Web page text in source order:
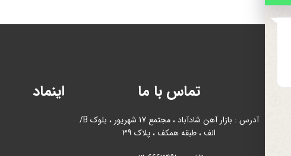
تماس با ما
آدرس : بازار آهن شادآباد ، مجتمع 17 شهریور ، بلوک B/
الف ، طبقه همکف ، پلاک 39
اینماد